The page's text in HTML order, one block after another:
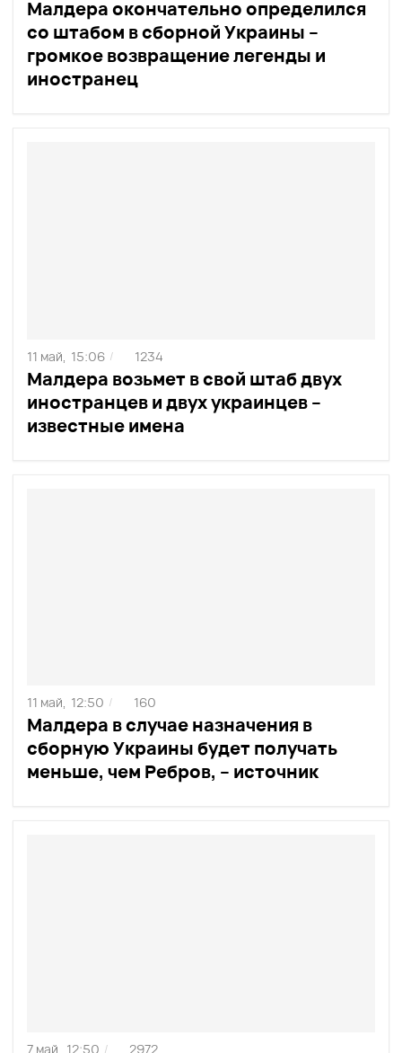
Малдера окончательно определился
со штабом в сборной Украины –
громкое возвращение легенды и
иностранец
Малдера возьмет в свой штаб двух
иностранцев и двух украинцев –
известные имена
11 май, 15:06 / 1234
Малдера в случае назначения в
сборную Украины будет получать
меньше, чем Ребров, – источник
11 май, 12:50 / 160
7 май, 12:50 / 2972